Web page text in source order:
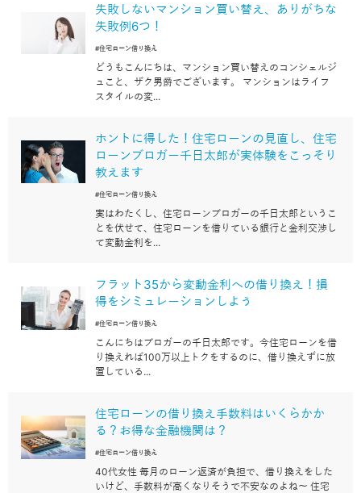
失敗しないマンション買い替え、ありがちな
失敗例6つ！
#住宅ローン借り換え
どうもこんにちは、マンション買い替えのコンシェルジ
ュこと、ザク男爵でございます。 マンションはライフ
スタイルの変...
ホントに得した！住宅ローンの見直し、住宅
ローンブロガー千日太郎が実体験をこっそり
教えます
#住宅ローン借り換え
実はわたくし、住宅ローンブロガーの千日太郎というこ
とを伏せて、住宅ローンを借りている銀行と金利交渉し
て変動金利を...
フラット35から変動金利への借り換え！損
得をシミュレーションしよう
#住宅ローン借り換え
こんにちはブロガーの千日太郎です。今住宅ローンを借
り換えれば100万以上トクをするのに、借り換えずに放
置している...
住宅ローンの借り換え手数料はいくらかか
る？お得な金融機関は？
#住宅ローン借り換え
40代女性 毎月のローン返済が負担で、借り換えをした
いけど、手数料が高くなりそうで不安なのよね～ 住宅